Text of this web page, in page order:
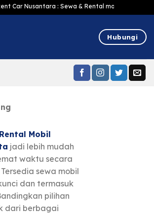
: Sewa & Rental mobil Jakarta Murah
Hubungi
Mobil
jadi lebih mudah
waktu secara
Tersedia sewa mobil
dan termasuk
pilihan
dari berbagai